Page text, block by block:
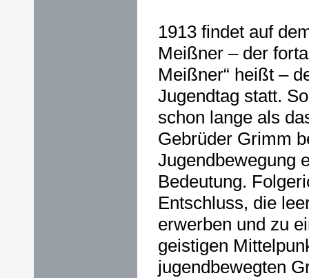
1913 findet auf
Meißner – der
Meißner“ heißt –
Jugendtag statt.
schon lange als
Gebrüder Grimm
Jugendbewegung
Bedeutung.
Entschluss, die
erwerben und zu
geistigen
jugendbewegten